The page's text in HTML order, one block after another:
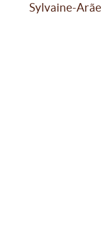
Sylvaine-Arãe